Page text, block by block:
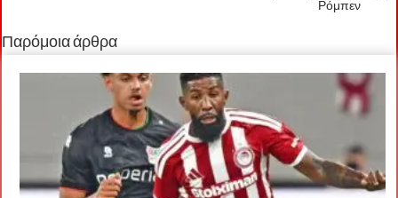
Ρόμπεν
Παρόμοια άρθρα